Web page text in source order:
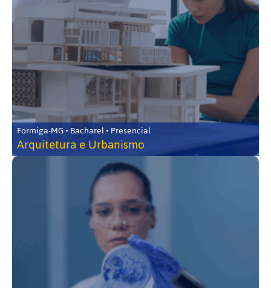
Formiga-MG • Bacharel • Presencial
Arquitetura e Urbanismo